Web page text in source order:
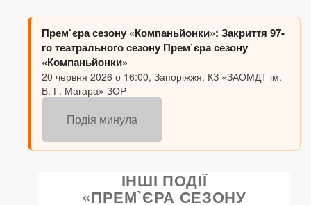
Прем`єра сезону «Компаньйонки»: Закриття 97-
го театрального сезону Прем`єра сезону
«Компаньйонки»
20 червня 2026 о 16:00, Запоріжжя, КЗ «ЗАОМДТ ім.
В. Г. Магара» ЗОР
Подія минула
ІНШІ ПОДІЇ
«ПРЕМ`ЄРА СЕЗОНУ